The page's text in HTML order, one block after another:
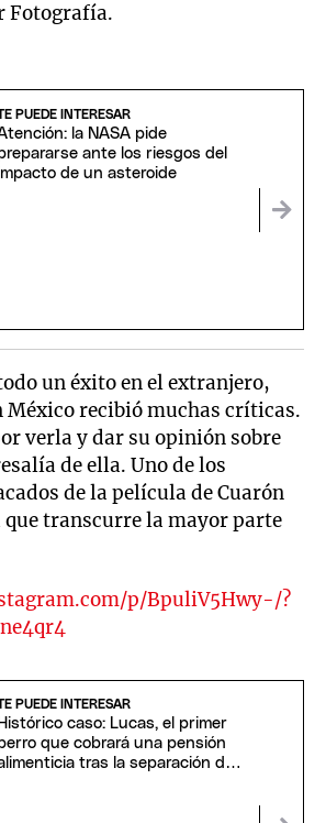
Fotografía.
PUEDE INTERESAR
la NASA pide
ante los riesgos del
de un asteroide
un éxito en el extranjero,
México recibió muchas críticas.
verla y dar su opinión sobre
de ella. Uno de los
de la película de Cuarón
que transcurre la mayor parte
p/BpuliV5Hwy-/?
PUEDE INTERESAR
Histórico caso: Lucas, el primer
que cobrará una pensión
tras la separación de